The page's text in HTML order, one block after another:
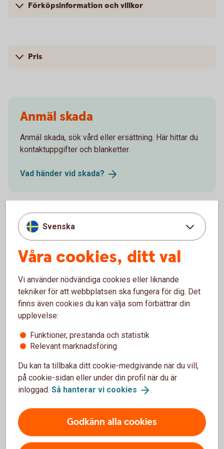
Förköpsinformation och villkor
Pris
Anmäl skada
Anmäl skada, sök vård eller ersättning. Här hittar du
kontaktuppgifter och blanketter.
Vad händer vid skada?
Försäkringsgivare
Tre Kronor Försäkring AB
Välj innehåll i pensionsplanen
Pensionssparande
Sjukförsäkring företag
Olycksfallsförsäkring
Tjänstegrupplivförsäkring TGL
Svenska
Våra cookies, ditt val
Vi använder nödvändiga cookies eller liknande
tekniker för att webbplatsen ska fungera för dig. Det
finns även cookies du kan välja som förbättrar din
upplevelse:
Funktioner, prestanda och statistik
Relevant marknadsföring
Du kan ta tillbaka ditt cookie-medgivande när du vill,
på cookie-sidan eller under din profil när du är
inloggad. Så hanterar vi cookies .
Godkänn alla cookies